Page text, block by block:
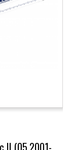
II (05.2001-